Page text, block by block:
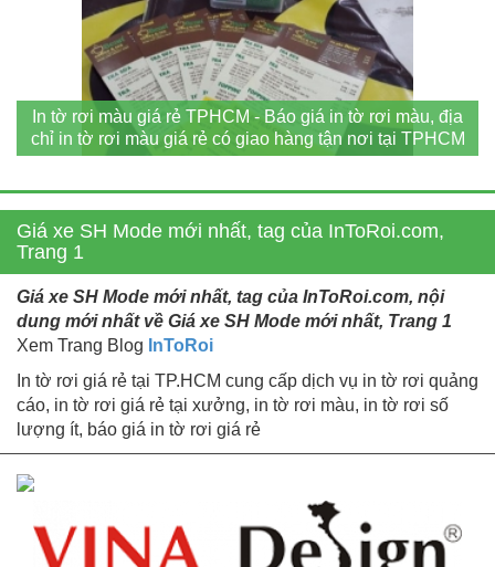
In tờ rơi màu giá rẻ TPHCM - Báo giá in tờ rơi màu, địa
chỉ in tờ rơi màu giá rẻ có giao hàng tận nơi tại TPHCM
Giá xe SH Mode mới nhất, tag của InToRoi.com,
Trang 1
Giá xe SH Mode mới nhất, tag của InToRoi.com, nội
dung mới nhất về Giá xe SH Mode mới nhất, Trang 1
Xem Trang Blog InToRoi
In tờ rơi giá rẻ tại TP.HCM cung cấp dịch vụ in tờ rơi quảng
cáo, in tờ rơi giá rẻ tại xưởng, in tờ rơi màu, in tờ rơi số
lượng ít, báo giá in tờ rơi giá rẻ